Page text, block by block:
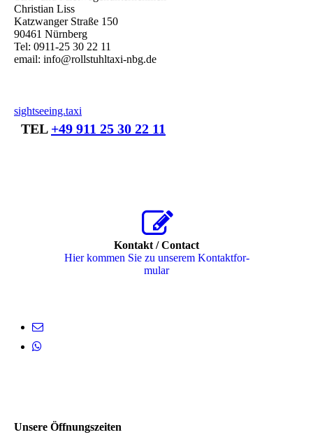
Christian Liss
Katzwanger Straße 150
90461 Nürnberg
Tel: 0911-25 30 22 11
email: info@rollstuhltaxi-nbg.de
sightseeing.taxi
TEL +49 911 25 30 22 11
Kontakt / Contact
Hier kommen Sie zu unserem Kon­takt­for­
mu­lar
Unsere Öffnungszeiten